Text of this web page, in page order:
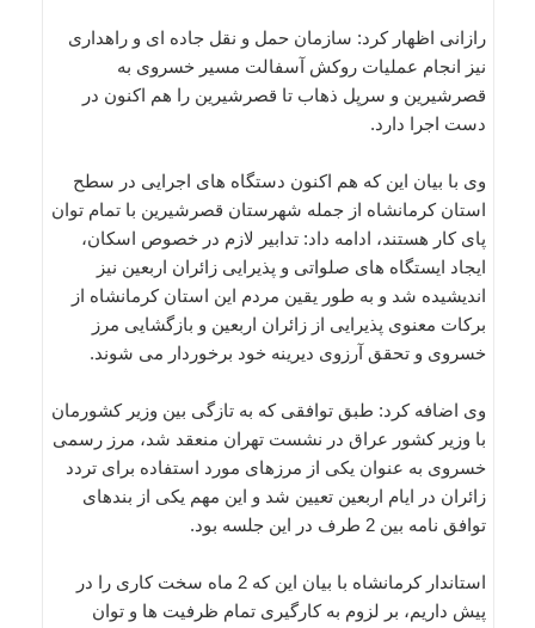
رازانی اظهار کرد: سازمان حمل و نقل جاده ای و راهداری
نیز انجام عملیات روکش آسفالت مسیر خسروی به
قصرشیرین و سرپل ذهاب تا قصرشیرین را هم اکنون در
دست اجرا دارد.
وی با بیان این که هم اکنون دستگاه های اجرایی در سطح
استان کرمانشاه از جمله شهرستان قصرشیرین با تمام توان
پای کار هستند، ادامه داد: تدابیر لازم در خصوص اسکان،
ایجاد ایستگاه های صلواتی و پذیرایی زائران اربعین نیز
اندیشیده شد و به طور یقین مردم این استان کرمانشاه از
برکات معنوی پذیرایی از زائران اربعین و بازگشایی مرز
خسروی و تحقق آرزوی دیرینه خود برخوردار می شوند.
وی اضافه کرد: طبق توافقی که به تازگی بین وزیر کشورمان
با وزیر کشور عراق در نشست تهران منعقد شد، مرز رسمی
خسروی به عنوان یکی از مرزهای مورد استفاده برای تردد
زائران در ایام اربعین تعیین شد و این مهم یکی از بندهای
توافق نامه بین 2 طرف در این جلسه بود.
استاندار کرمانشاه با بیان این که 2 ماه سخت کاری را در
پیش داریم، بر لزوم به کارگیری تمام ظرفیت ها و توان